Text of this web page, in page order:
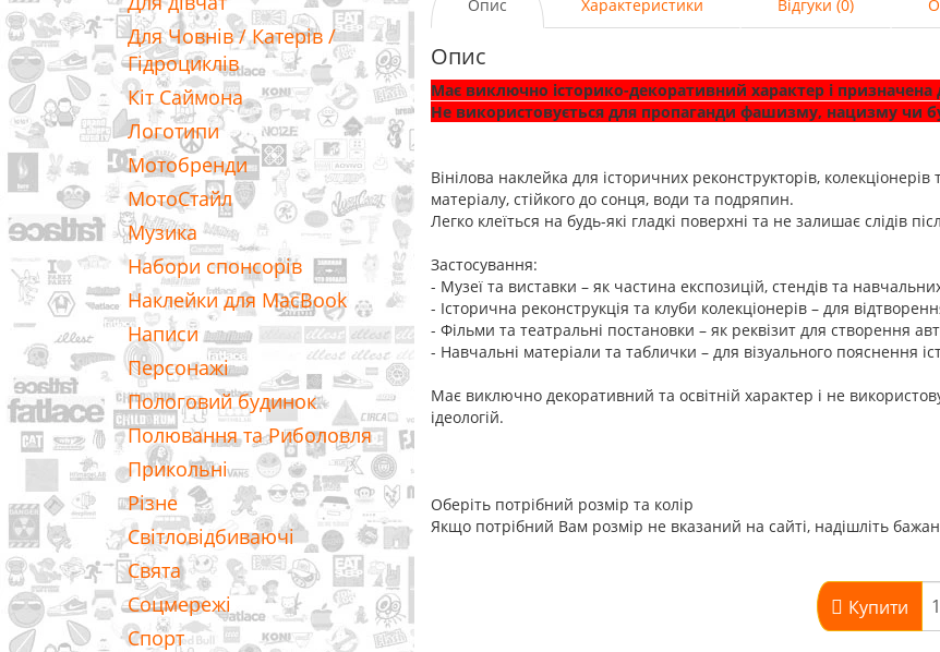
Для Човнів / Катерів /
Гідроциклів
Кіт Саймона
Логотипи
Мотобренди
МотоСтайл
Музика
Набори спонсорів
Наклейки для MacBook
Написи
Персонажі
Пологовий будинок
Полювання та Риболовля
Прикольні
Різне
Світловідбиваючі
Свята
Соцмережі
Спорт
Опис Характеристики Відгуки (0)
Опис
Має виключно історико-декоративний характер і призначена
Не використовується для пропаганди фашизму, нацизму чи
Вінілова наклейка для історичних реконструкторів, колекціонерів
матеріалу, стійкого до сонця, води та подряпин.
Легко клеїться на будь-які гладкі поверхні та не залишає слідів
Застосування:
- Музеї та виставки – як частина експозицій, стендів та
- Історична реконструкція та клуби колекціонерів – для
- Фільми та театральні постановки – як реквізит для створення
- Навчальні матеріали та таблички – для візуального пояснення
Має виключно декоративний та освітній характер і не
ідеологій.
Оберіть потрібний розмір та колір
Якщо потрібний Вам розмір не вказаний на сайті, надішліть
Купити